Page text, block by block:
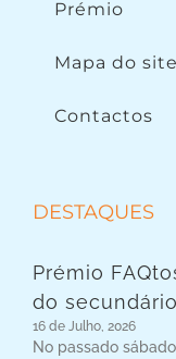
Prémio
Mapa do site
Contactos
DESTAQUES
Prémio
do
16 de Julho, 2026
No passado